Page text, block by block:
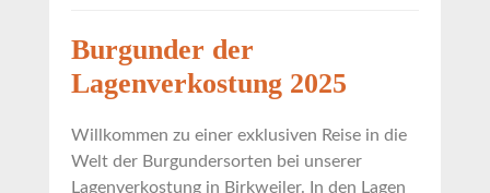
Burgunder der
Lagenverkostung 2025
Willkommen zu einer exklusiven Reise in die
Welt der Burgundersorten bei unserer
Lagenverkostung in Birkweiler. In den Lagen